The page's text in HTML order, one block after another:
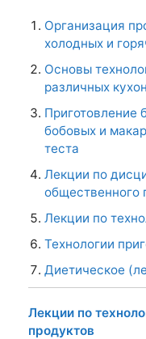
Организация
холодных и
Основы
различных
Приготовление
бобовых и
теста
Лекции по
общественного
Лекции по
Технологии
Диетическое
Лекции по
продуктов